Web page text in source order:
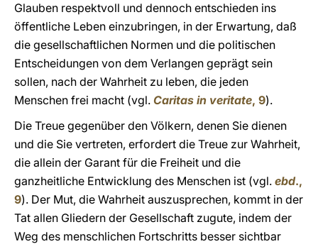
Glauben respektvoll und dennoch entschieden ins
öffentliche Leben einzubringen, in der Erwartung, daß
die gesellschaftlichen Normen und die politischen
Entscheidungen von dem Verlangen geprägt sein
sollen, nach der Wahrheit zu leben, die jeden
Menschen frei macht (vgl. Caritas in veritate, 9).
Die Treue gegenüber den Völkern, denen Sie dienen
und die Sie vertreten, erfordert die Treue zur Wahrheit,
die allein der Garant für die Freiheit und die
ganzheitliche Entwicklung des Menschen ist (vgl. ebd.,
9). Der Mut, die Wahrheit auszusprechen, kommt in der
Tat allen Gliedern der Gesellschaft zugute, indem der
Weg des menschlichen Fortschritts besser sichtbar